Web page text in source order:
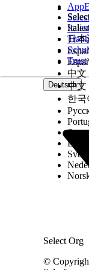
Trust
Deutsch
Select Org
日本
中文
中文
한국
Dansk
©